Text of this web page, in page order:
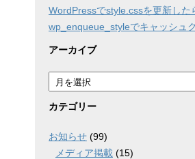
WordPressでstyle.cssを更新した
wp_enqueue_styleでキャッシュ
アーカイブ
ア
ー
カ
ブ
カテゴリー
お知らせ (99)
メディア掲載 (15)